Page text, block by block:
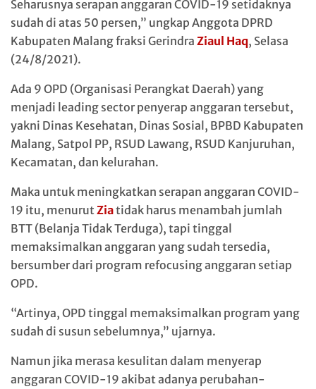
Seharusnya serapan anggaran COVID-19 setidaknya
sudah di atas 50 persen,” ungkap Anggota DPRD
Kabupaten Malang fraksi Gerindra Ziaul Haq, Selasa
(24/8/2021).
Ada 9 OPD (Organisasi Perangkat Daerah) yang
menjadi leading sector penyerap anggaran tersebut,
yakni Dinas Kesehatan, Dinas Sosial, BPBD Kabupaten
Malang, Satpol PP, RSUD Lawang, RSUD Kanjuruhan,
Kecamatan, dan kelurahan.
Maka untuk meningkatkan serapan anggaran COVID-
19 itu, menurut Ziatidak harus menambah jumlah
BTT (Belanja Tidak Terduga), tapi tinggal
memaksimalkan anggaran yang sudah tersedia,
bersumber dari program refocusing anggaran setiap
OPD.
“Artinya, OPD tinggal memaksimalkan program yang
sudah di susun sebelumnya,” ujarnya.
Namun jika merasa kesulitan dalam menyerap
anggaran COVID-19 akibat adanya perubahan-